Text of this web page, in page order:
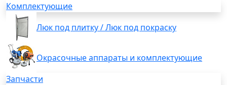
Комплектующие
Люк под плитку / Люк под покраску
Окрасочные аппараты и комплектующие
Запчасти